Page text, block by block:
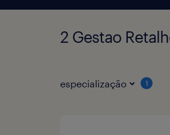
2 Gestao
especialização 1